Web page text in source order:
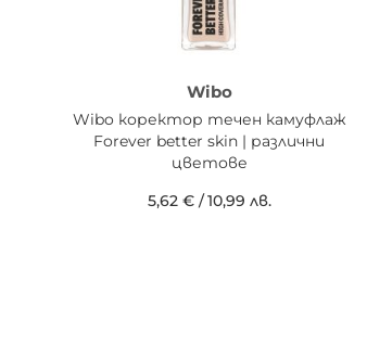
Wibo
Wibo коректор течен камуфлаж
Forever better skin | различни
цветове
5,62 €/10,99 лв.